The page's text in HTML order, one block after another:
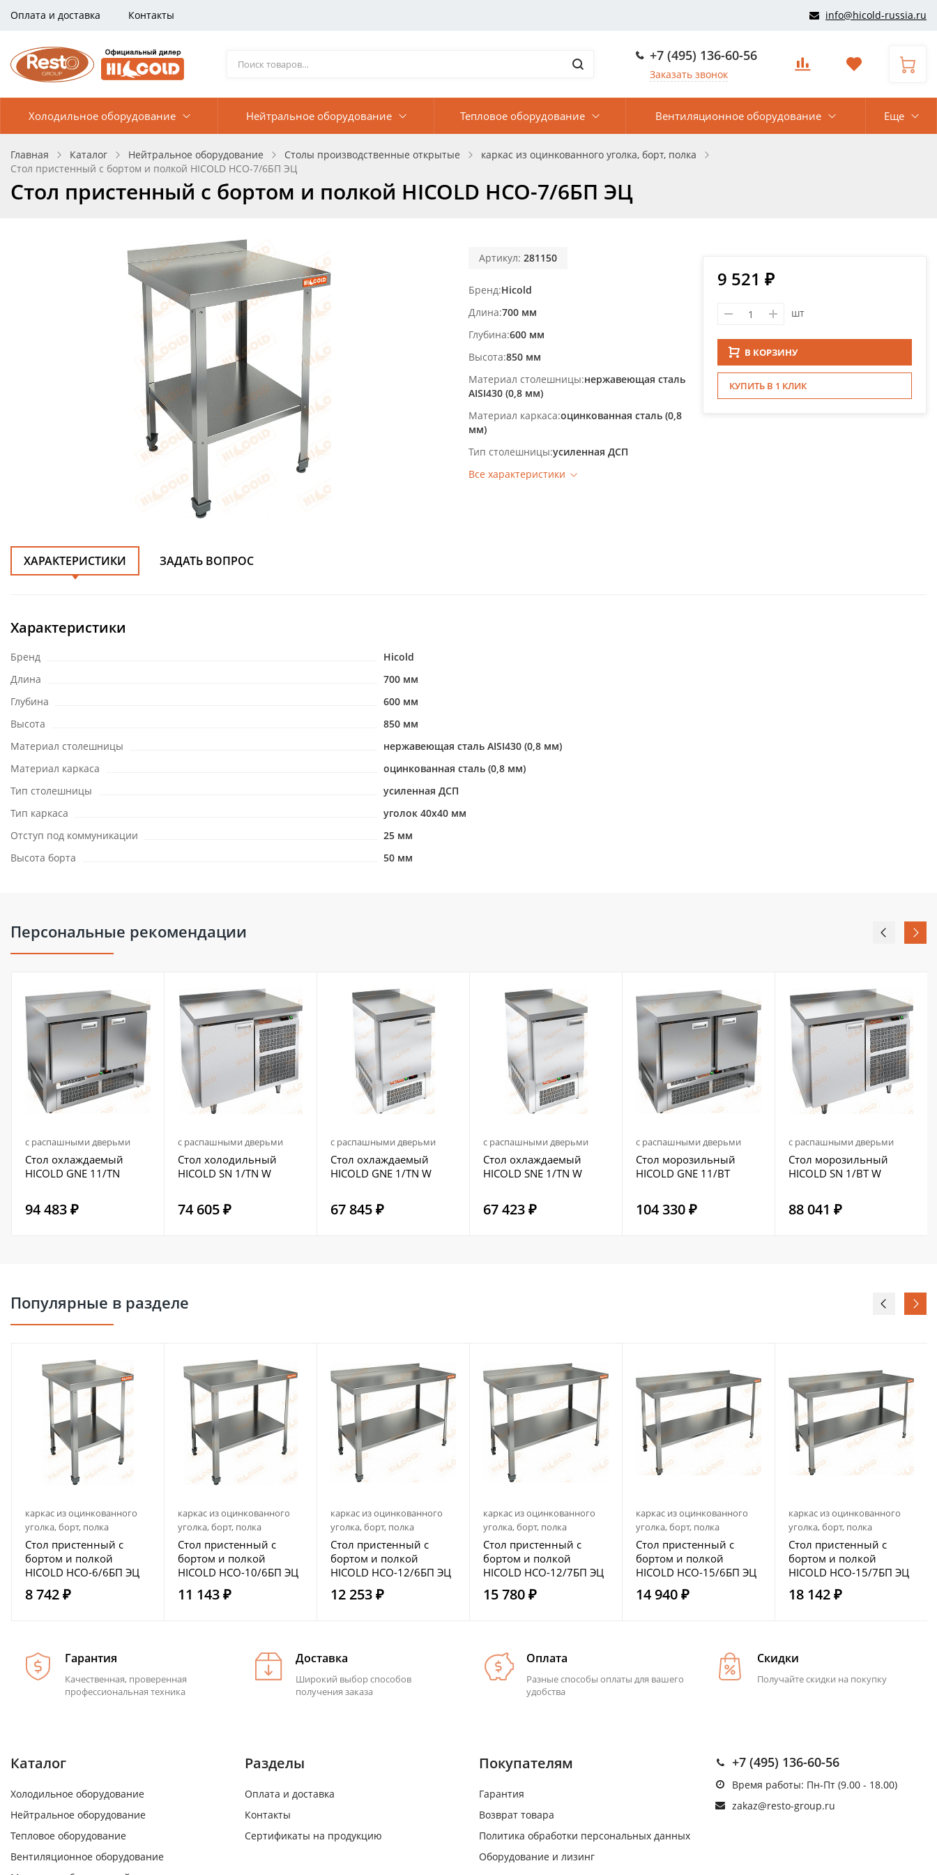
Оплата и доставка Контакты info@hicold-russia.ru
+7 (495) 136-60-56
Заказать звонок
Холодильное оборудование Нейтральное оборудование Тепловое оборудование Вентиляционное оборудование Еще
Главная Каталог Нейтральное оборудование Столы производственные открытые
каркас из оцинкованного уголка, борт, полка
Стол пристенный с бортом и полкой HICOLD НСО-7/6БП ЭЦ
Стол пристенный с бортом и полкой HICOLD НСО-7/6БП ЭЦ
Артикул: 281150
Бренд Hicold
Длина 700 мм
Глубина 600 мм
Высота 850 мм
Материал столешницы нержавеющая сталь
AISI430 (0,8 мм)
Материал каркаса оцинкованная сталь (0,8
мм)
Тип столешницы усиленная ДСП
Все характеристики
9 521 ₽
шт
В КОРЗИНУ
КУПИТЬ В 1 КЛИК
ХАРАКТЕРИСТИКИ ЗАДАТЬ ВОПРОС
Характеристики
Бренд
Hicold
Длина
700 мм
Глубина
600 мм
Высота
850 мм
Материал столешницы
нержавеющая сталь AISI430 (0,8 мм)
Материал каркаса
оцинкованная сталь (0,8 мм)
Тип столешницы
усиленная ДСП
Тип каркаса
уголок 40х40 мм
Отступ под коммуникации
25 мм
Высота борта
50 мм
Персональные рекомендации
с распашными дверьми
Стол охлаждаемый
HICOLD GNE 11/TN
94 483 ₽
с распашными дверьми
Стол холодильный
HICOLD SN 1/TN W
74 605 ₽
с распашными дверьми
Стол охлаждаемый
HICOLD GNE 1/TN W
67 845 ₽
с распашными дверьми
Стол охлаждаемый
HICOLD SNE 1/TN W
67 423 ₽
с распашными дверьми
Стол морозильный
HICOLD GNE 11/BT
104 330 ₽
с распашными дверьми
Стол морозильный
HICOLD SN 1/BT W
88 041 ₽
Популярные в разделе
каркас из оцинкованного
уголка, борт, полка
Стол пристенный с
бортом и полкой
HICOLD НСО-6/6БП ЭЦ
8 742 ₽
каркас из оцинкованного
уголка, борт, полка
Стол пристенный с
бортом и полкой
HICOLD НСО-10/6БП ЭЦ
11 143 ₽
каркас из оцинкованного
уголка, борт, полка
Стол пристенный с
бортом и полкой
HICOLD НСО-12/6БП ЭЦ
12 253 ₽
каркас из оцинкованного
уголка, борт, полка
Стол пристенный с
бортом и полкой
HICOLD НСО-12/7БП ЭЦ
15 780 ₽
каркас из оцинкованного
уголка, борт, полка
Стол пристенный с
бортом и полкой
HICOLD НСО-15/6БП ЭЦ
14 940 ₽
каркас из оцинкованного
уголка, борт, полка
Стол пристенный с
бортом и полкой
HICOLD НСО-15/7БП ЭЦ
18 142 ₽
Гарантия
Качественная, проверенная
профессиональная техника
Доставка
Широкий выбор способов
получения заказа
Оплата
Разные способы оплаты для вашего
удобства
Скидки
Получайте скидки на покупку
Каталог
Холодильное оборудование
Нейтральное оборудование
Тепловое оборудование
Вентиляционное оборудование
Разделы
Оплата и доставка
Контакты
Сертификаты на продукцию
Покупателям
Гарантия
Возврат товара
Политика обработки персональных данных
Оборудование и лизинг
+7 (495) 136-60-56
Время работы: Пн-Пт (9.00 - 18.00)
zakaz@resto-group.ru